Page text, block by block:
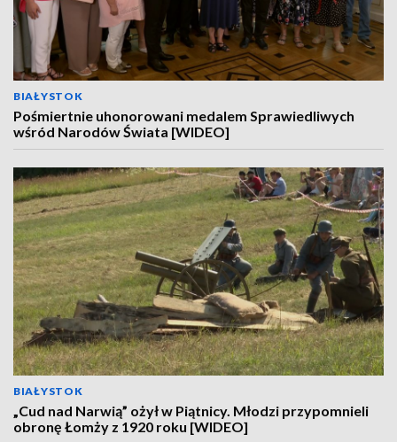
BIAŁYSTOK
Pośmiertnie uhonorowani medalem Sprawiedliwych
wśród Narodów Świata [WIDEO]
BIAŁYSTOK
„Cud nad Narwią” ożył w Piątnicy. Młodzi przypomnieli
obronę Łomży z 1920 roku [WIDEO]